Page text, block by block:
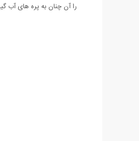
را آن چنان به پره های آب